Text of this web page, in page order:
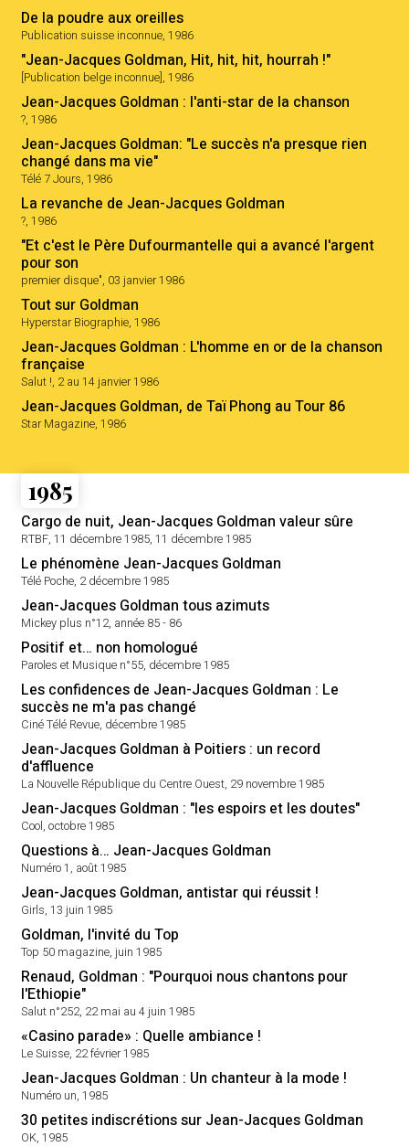
De la poudre aux oreilles
Publication suisse inconnue, 1986
"Jean-Jacques Goldman, Hit, hit, hit, hourrah !"
[Publication belge inconnue], 1986
Jean-Jacques Goldman : l'anti-star de la chanson
?, 1986
Jean-Jacques Goldman: "Le succès n'a presque rien
changé dans ma vie"
Télé 7 Jours, 1986
La revanche de Jean-Jacques Goldman
?, 1986
"Et c'est le Père Dufourmantelle qui a avancé l'argent
pour son
premier disque", 03 janvier 1986
Tout sur Goldman
Hyperstar Biographie, 1986
Jean-Jacques Goldman : L'homme en or de la chanson
française
Salut !, 2 au 14 janvier 1986
Jean-Jacques Goldman, de Taï Phong au Tour 86
Star Magazine, 1986
1985
Cargo de nuit, Jean-Jacques Goldman valeur sûre
RTBF, 11 décembre 1985, 11 décembre 1985
Le phénomène Jean-Jacques Goldman
Télé Poche, 2 décembre 1985
Jean-Jacques Goldman tous azimuts
Mickey plus n°12, année 85 - 86
Positif et… non homologué
Paroles et Musique n°55, décembre 1985
Les confidences de Jean-Jacques Goldman : Le
succès ne m'a pas changé
Ciné Télé Revue, décembre 1985
Jean-Jacques Goldman à Poitiers : un record
d'affluence
La Nouvelle République du Centre Ouest, 29 novembre 1985
Jean-Jacques Goldman : "les espoirs et les doutes"
Cool, octobre 1985
Questions à… Jean-Jacques Goldman
Numéro 1, août 1985
Jean-Jacques Goldman, antistar qui réussit !
Girls, 13 juin 1985
Goldman, l'invité du Top
Top 50 magazine, juin 1985
Renaud, Goldman : "Pourquoi nous chantons pour
l'Ethiopie"
Salut n°252, 22 mai au 4 juin 1985
«Casino parade» : Quelle ambiance !
Le Suisse, 22 février 1985
Jean-Jacques Goldman : Un chanteur à la mode !
Numéro un, 1985
30 petites indiscrétions sur Jean-Jacques Goldman
OK, 1985